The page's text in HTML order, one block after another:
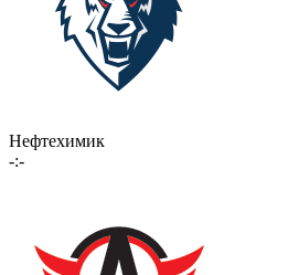
Нефтехимик
-:-